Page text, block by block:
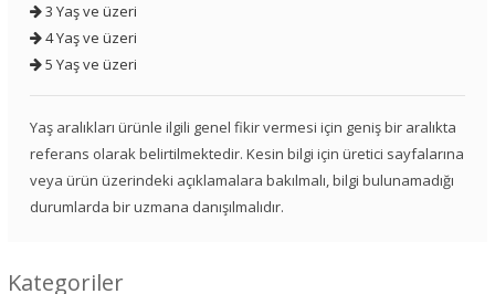
3 Yaş ve üzeri
4 Yaş ve üzeri
5 Yaş ve üzeri
Yaş aralıkları ürünle ilgili genel fikir vermesi için geniş bir aralıkta
referans olarak belirtilmektedir. Kesin bilgi için üretici sayfalarına
veya ürün üzerindeki açıklamalara bakılmalı, bilgi bulunamadığı
durumlarda bir uzmana danışılmalıdır.
Kategoriler